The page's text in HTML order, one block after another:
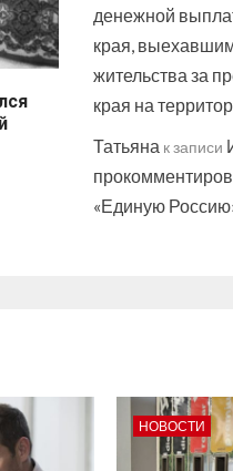
денежной
края,
жительства за
края на
Татьянак записи
«Единую
НОВОСТИ